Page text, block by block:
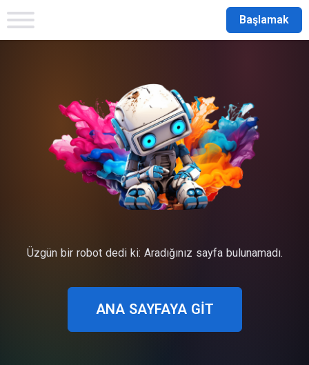
Başlamak
Üzgün bir robot dedi ki: Aradığınız sayfa bulunamadı.
ANA SAYFAYA GIT